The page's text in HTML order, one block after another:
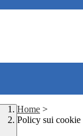
Home >
Policy sui cookie